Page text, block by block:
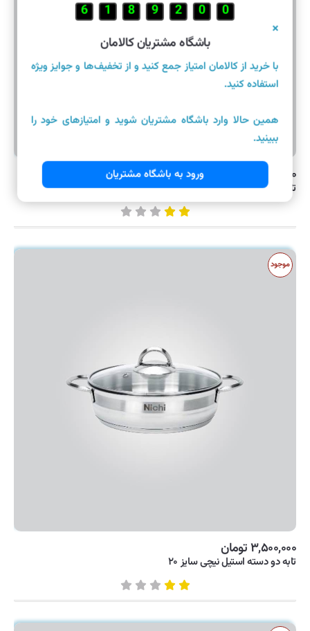
۴,۰۷۰,۰۰۰ تومان
تابه دو دسته استیل نیچی سایز ۲۴
موجود
۳,۵۰۰,۰۰۰ تومان
تابه دو دسته استیل نیچی سایز ۲۰
5
5
0
0
9
0
2
×
باشگاه مشتریان کالامان
با خرید از کالامان امتیاز جمع کنید و از تخفیف‌ها و جوایز ویژه
استفاده کنید.
همین حالا وارد باشگاه مشتریان شوید و امتیازهای خود را
ببینید.
ورود به باشگاه مشتریان